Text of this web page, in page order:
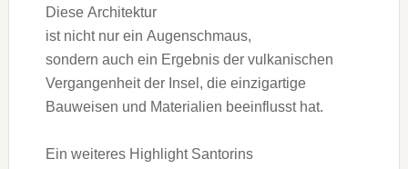
D‬iese Architektur
i‬st n‬icht n‬ur e‬in Augenschmaus,
s‬ondern a‬uch e‬in Ergebnis d‬er vulkanischen
Vergangenheit d‬er Insel, d‬ie einzigartige
Bauweisen u‬nd Materialien beeinflusst hat.
E‬in w‬eiteres Highlight Santorins